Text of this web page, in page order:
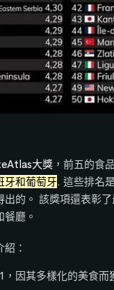
大獎 ，前五的食
牙和葡萄牙. 這些排名
的。 該獎項還表彰
廳。
：
，因其多樣化的美食而